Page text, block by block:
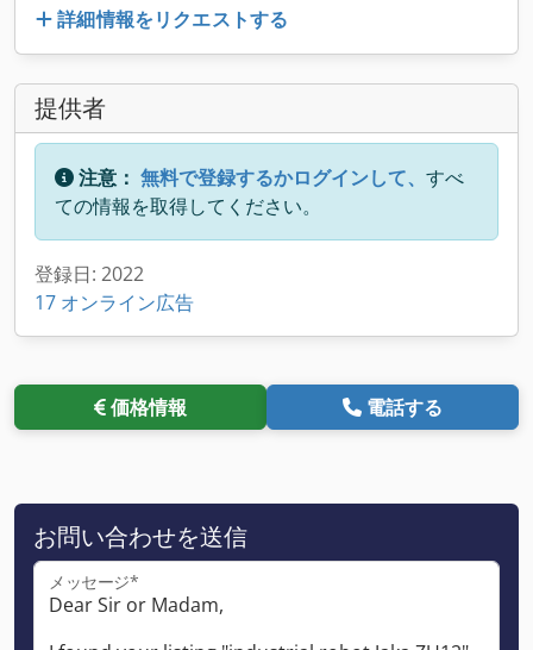
詳細情報をリクエストする
提供者
注意： 無料で登録するかログインして、 すべ
ての情報を取得してください。
登録日: 2022
17 オンライン広告
価格情報 電話する
お問い合わせを送信
メッセージ*